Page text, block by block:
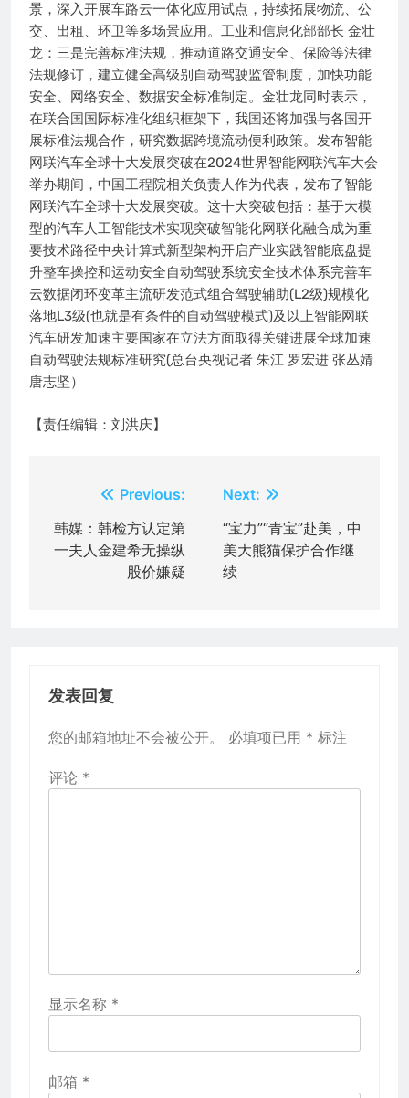
景，深入开展车路云一体化应用试点，持续拓展物流、公
交、出租、环卫等多场景应用。工业和信息化部部长 金壮
龙：三是完善标准法规，推动道路交通安全、保险等法律
法规修订，建立健全高级别自动驾驶监管制度，加快功能
安全、网络安全、数据安全标准制定。金壮龙同时表示，
在联合国国际标准化组织框架下，我国还将加强与各国开
展标准法规合作，研究数据跨境流动便利政策。发布智能
网联汽车全球十大发展突破在2024世界智能网联汽车大会
举办期间，中国工程院相关负责人作为代表，发布了智能
网联汽车全球十大发展突破。这十大突破包括：基于大模
型的汽车人工智能技术实现突破智能化网联化融合成为重
要技术路径中央计算式新型架构开启产业实践智能底盘提
升整车操控和运动安全自动驾驶系统安全技术体系完善车
云数据闭环变革主流研发范式组合驾驶辅助(L2级)规模化
落地L3级(也就是有条件的自动驾驶模式)及以上智能网联
汽车研发加速主要国家在立法方面取得关键进展全球加速
自动驾驶法规标准研究(总台央视记者 朱江 罗宏进 张丛婧
唐志坚）
【责任编辑：刘洪庆】
章
Previous:
韩媒：韩检方认定第
一夫人金建希无操纵
股价嫌疑
Next:
“宝力”“青宝”赴美，中
美大熊猫保护合作继
续
发表回复
您的邮箱地址不会被公开。 必填项已用 * 标注
评论 *
显示名称 *
邮箱 *